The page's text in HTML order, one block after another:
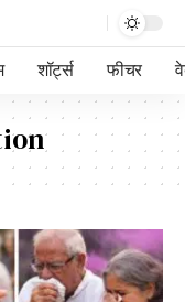
शॉर्ट्स फीचर